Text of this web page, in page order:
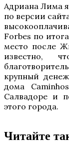
Адриана Лима
по версии
Forbes по
место после
известно,
крупный
дома
Салвадоре и
этого города.
Читайте